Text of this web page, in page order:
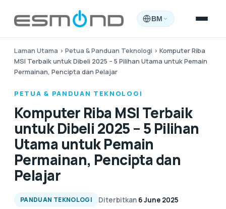
BM
Laman Utama › Petua & Panduan Teknologi › Komputer Riba
MSI Terbaik untuk Dibeli 2025 – 5 Pilihan Utama untuk Pemain
Permainan, Pencipta dan Pelajar
PETUA & PANDUAN TEKNOLOGI
Komputer Riba MSI Terbaik
untuk Dibeli 2025 – 5 Pilihan
Utama untuk Pemain
Permainan, Pencipta dan
Pelajar
PANDUAN TEKNOLOGI Diterbitkan 6 June 2025